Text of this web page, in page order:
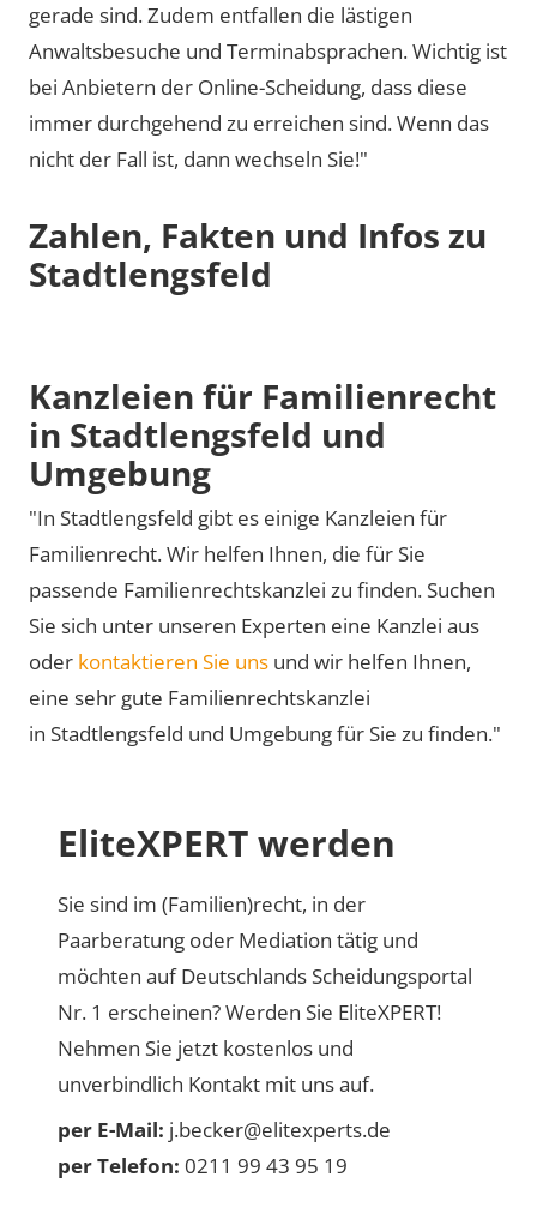
gerade sind. Zudem entfallen die lästigen
Anwaltsbesuche und Terminabsprachen. Wichtig ist
bei Anbietern der Online-Scheidung, dass diese
immer durchgehend zu erreichen sind. Wenn das
nicht der Fall ist, dann wechseln Sie!"
Zahlen, Fakten und Infos zu
Stadtlengsfeld
Kanzleien für Familienrecht
in Stadtlengsfeld und
Umgebung
"In Stadtlengsfeld gibt es einige Kanzleien für
Familienrecht. Wir helfen Ihnen, die für Sie
passende Familienrechtskanzlei zu finden. Suchen
Sie sich unter unseren Experten eine Kanzlei aus
oder kontaktieren Sie uns und wir helfen Ihnen,
eine sehr gute Familienrechtskanzlei
in Stadtlengsfeld und Umgebung für Sie zu finden."
EliteXPERT werden
Sie sind im (Familien)recht, in der
Paarberatung oder Mediation tätig und
möchten auf Deutschlands Scheidungsportal
Nr. 1 erscheinen? Werden Sie EliteXPERT!
Nehmen Sie jetzt kostenlos und
unverbindlich Kontakt mit uns auf.
per E-Mail: j.becker@elitexperts.de
per Telefon: 0211 99 43 95 19